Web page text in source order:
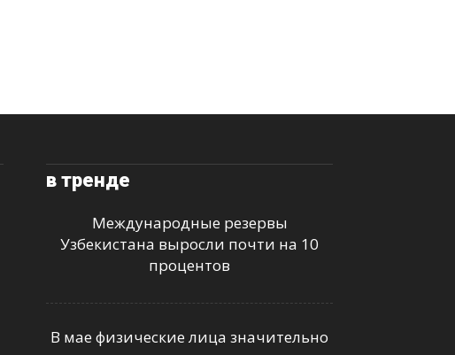
в тренде
Международные резервы
Узбекистана выросли почти на 10
процентов
В мае физические лица значительно